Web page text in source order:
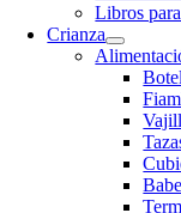
Libros
Crianza